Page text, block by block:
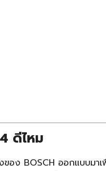
ดีไหม
ของ BOSCH ออกแบบมา